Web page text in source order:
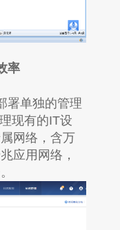
率
署单独的管理
现有的IT设
网络，含万
应用网络，